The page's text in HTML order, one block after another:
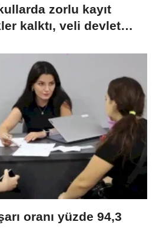
zorlu kayıt
kalktı, veli devlet
oranı yüzde 94,3